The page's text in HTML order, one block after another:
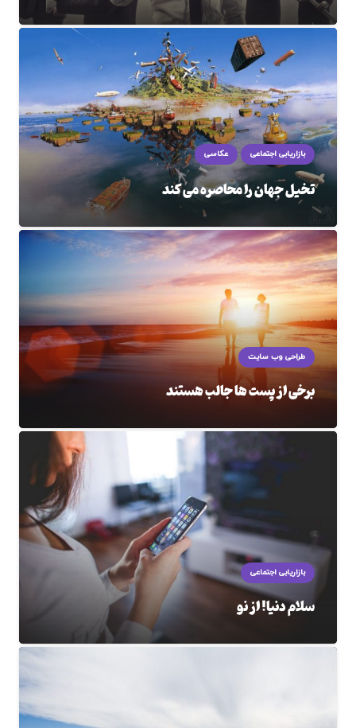
بازاریابی اجتماعی عکاسی
تخیل جهان را محاصره می کند
طراحی وب سایت
برخی از پست ها جالب هستند
بازاریابی اجتماعی
سلام دنیا! از نو